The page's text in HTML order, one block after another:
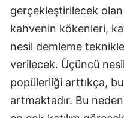
gerçekleştirilecek
kahvenin kökenleri,
nesil demleme
verilecek. Üçüncü
popülerliği arttıkça,
artmaktadır. Bu